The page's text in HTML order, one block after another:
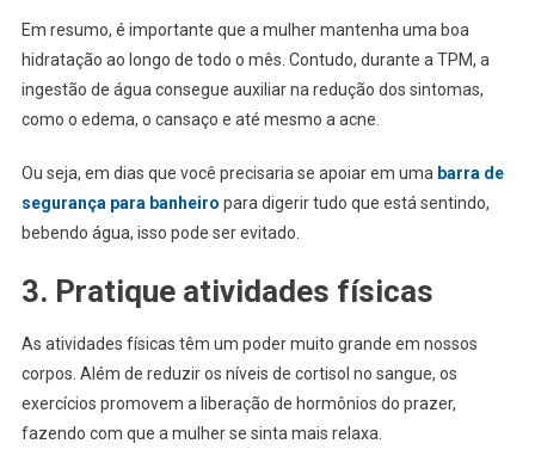
Em resumo, é importante que a mulher mantenha uma boa
hidratação ao longo de todo o mês. Contudo, durante a TPM, a
ingestão de água consegue auxiliar na redução dos sintomas,
como o edema, o cansaço e até mesmo a acne.
Ou seja, em dias que você precisaria se apoiar em uma barra de
segurança para banheiro para digerir tudo que está sentindo,
bebendo água, isso pode ser evitado.
3. Pratique atividades físicas
As atividades físicas têm um poder muito grande em nossos
corpos. Além de reduzir os níveis de cortisol no sangue, os
exercícios promovem a liberação de hormônios do prazer,
fazendo com que a mulher se sinta mais relaxa.